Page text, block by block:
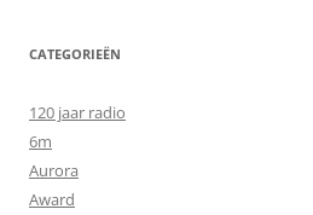
CATEGORIEËN
120 jaar radio
6m
Aurora
Award